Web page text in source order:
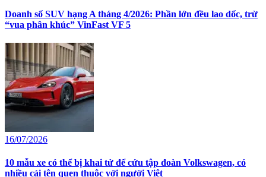
Doanh số SUV hạng A tháng 4/2026: Phần lớn đều lao dốc, trừ
“vua phân khúc” VinFast VF 5
16/07/2026
10 mẫu xe có thể bị khai tử để cứu tập đoàn Volkswagen, có
nhiều cái tên quen thuộc với người Việt